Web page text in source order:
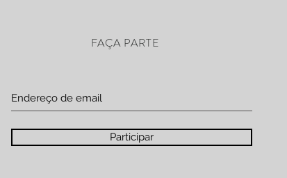
FAÇA PARTE
Participar